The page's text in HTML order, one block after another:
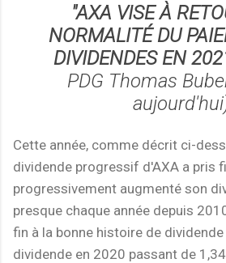
"AXA VISE À
NORMALITÉ DU
DIVIDENDES EN
PDG Thomas
Cette année, comme décrit ci-
dividende progressif d'AXA a pris
progressivement augmenté son
presque chaque année depuis
fin à la bonne histoire de
dividende en 2020 passant de 1,34